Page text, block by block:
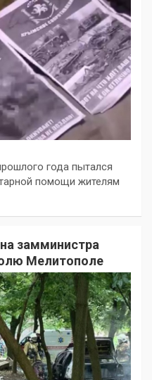
года пытался
помощи жителям
замминистра
Мелитополе